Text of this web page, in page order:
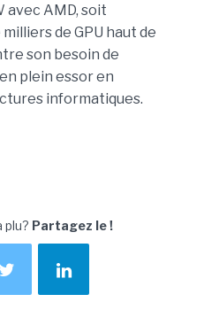
avec AMD, soit
de GPU haut de
son besoin de
plein essor en
informatiques.
plu? Partagez le !